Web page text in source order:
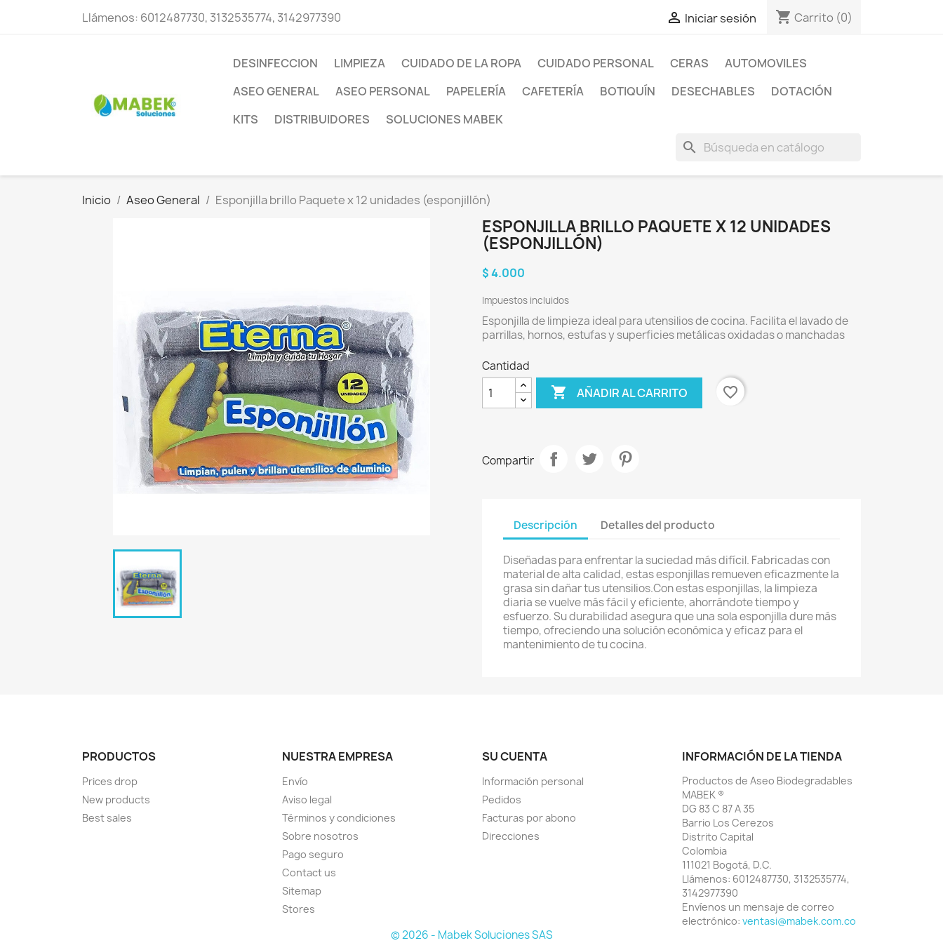
Llámenos: 6012487730, 3132535774, 3142977390  Iniciar sesión shopping_cart Carrito (0)
DESINFECCION LIMPIEZA CUIDADO DE LA ROPA CUIDADO PERSONAL CERAS
AUTOMOVILES
ASEO GENERAL
ASEO PERSONAL PAPELERÍA CAFETERÍA BOTIQUÍN DESECHABLES
DOTACIÓN
KITS
DISTRIBUIDORES SOLUCIONES MABEK
search
Inicio Aseo General Esponjilla brillo Paquete x 12 unidades (esponjillón)
ESPONJILLA BRILLO PAQUETE X 12 UNIDADES
(ESPONJILLÓN)
$ 4.000
Impuestos incluidos
Esponjilla de limpieza ideal para utensilios de cocina. Facilita el lavado de
parrillas, hornos, estufas y superficies metálicas oxidadas o manchadas
Cantidad
 AÑADIR AL CARRITO favorite_border
Compartir
Descripción Detalles del producto
Diseñadas para enfrentar la suciedad más difícil. Fabricadas con
material de alta calidad, estas esponjillas remueven eficazmente la
grasa sin dañar tus utensilios.Con estas esponjillas, la limpieza
diaria se vuelve más fácil y eficiente, ahorrándote tiempo y
esfuerzo. Su durabilidad asegura que una sola esponjilla dure más
tiempo, ofreciendo una solución económica y eficaz para el
mantenimiento de tu cocina.
PRODUCTOS
Prices drop
New products
Best sales
NUESTRA EMPRESA
Envío
Aviso legal
Términos y condiciones
Sobre nosotros
Pago seguro
Contact us
Sitemap
Stores
SU CUENTA
Información personal
Pedidos
Facturas por abono
Direcciones
INFORMACIÓN DE LA TIENDA
Productos de Aseo Biodegradables
MABEK ®
DG 83 C 87 A 35
Barrio Los Cerezos
Distrito Capital
Colombia
111021 Bogotá, D.C.
Llámenos: 6012487730, 3132535774,
3142977390
Envíenos un mensaje de correo
electrónico: ventasi@mabek.com.co
© 2026 - Mabek Soluciones SAS